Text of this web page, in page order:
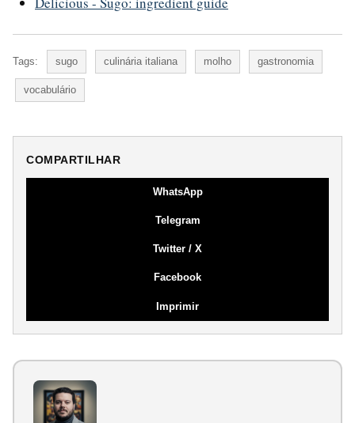
Tags: sugo culinária italiana molho gastronomia
vocabulário
COMPARTILHAR
WhatsApp
Telegram
Twitter / X
Facebook
Imprimir